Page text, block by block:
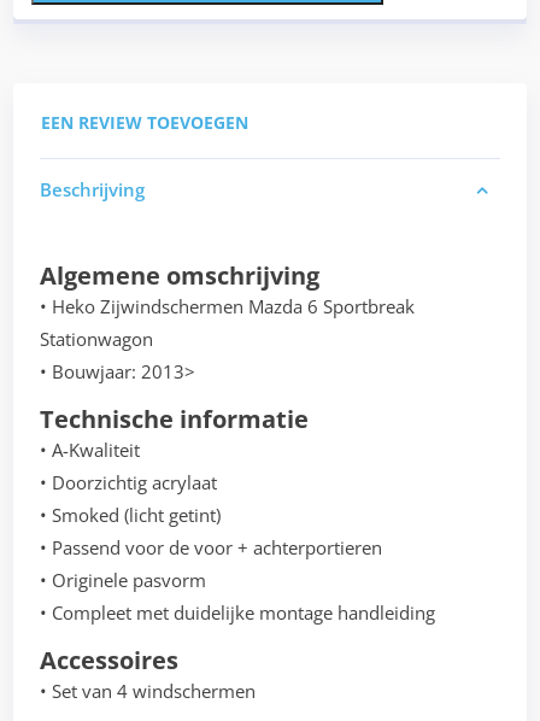
EEN REVIEW TOEVOEGEN
Beschrijving
Algemene omschrijving
• Heko Zijwindschermen Mazda 6 Sportbreak
Stationwagon
• Bouwjaar: 2013>
Technische informatie
• A-Kwaliteit
• Doorzichtig acrylaat
• Smoked (licht getint)
• Passend voor de voor + achterportieren
• Originele pasvorm
• Compleet met duidelijke montage handleiding
Accessoires
• Set van 4 windschermen